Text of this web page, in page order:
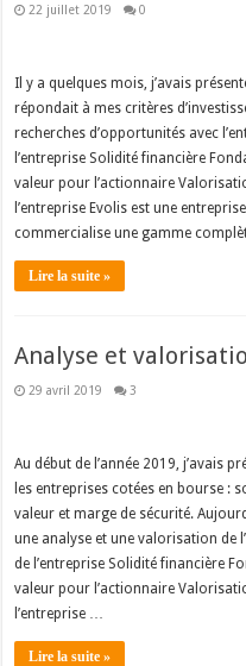
22 juillet 2019 0
Il y a quelques mois, j’avais
répondait à mes critères
recherches d’opportunités avec
l’entreprise Solidité financière
valeur pour l’actionnaire
l’entreprise Evolis est une
commercialise une gamme
Lire la suite »
Analyse et
29 avril 2019 3
Au début de l’année 2019, j’avais
les entreprises cotées en bourse :
valeur et marge de sécurité.
une analyse et une valorisation de
de l’entreprise Solidité financière
valeur pour l’actionnaire
l’entreprise …
Lire la suite »